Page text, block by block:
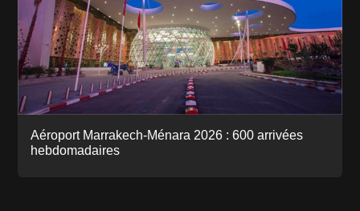
Aéroport Marrakech-Ménara 2026 : 600 arrivées
hebdomadaires